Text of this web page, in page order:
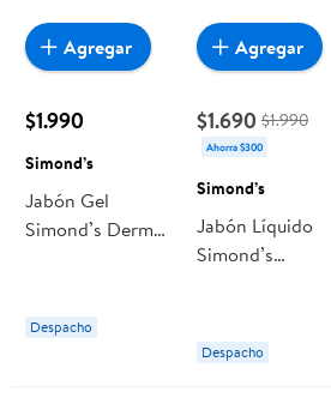
$1.990
Simond’s
Jabón Gel
Simond’s Dermo
Despacho
Agregar
$1.690 $1.990
Ahorra $300
Simond’s
Jabón Líquido
Simond’s
Despacho
Agregar